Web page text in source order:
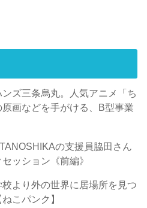
ンズ三条烏丸。人気アニメ「ち
画などを手がける、B型事業
の支援員脇田さん
ッション《前編》
より外の世界に居場所を見つ
こパンク】